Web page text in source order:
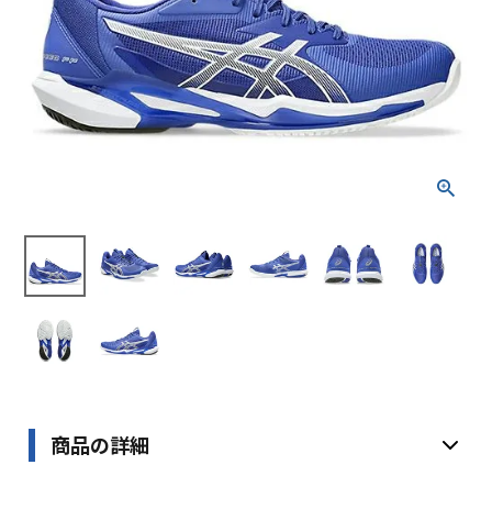
ご利用ガイド
お問い合わせ
メルマガ登録
特定商取引法
商品の詳細